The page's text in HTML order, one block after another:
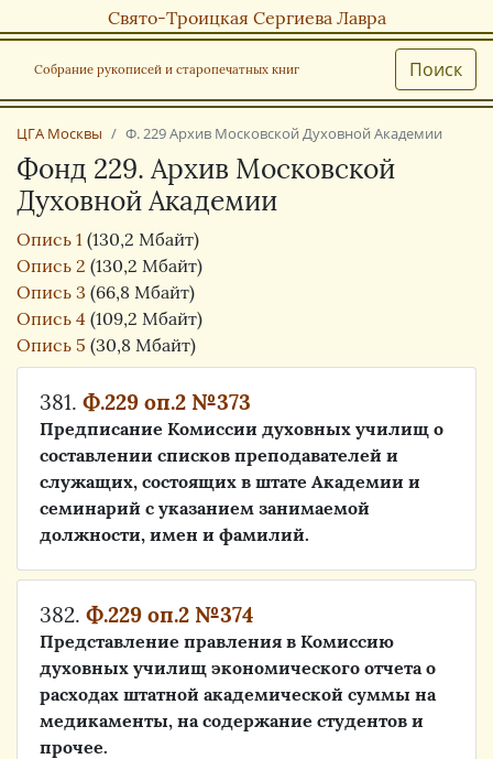
Свято-Троицкая Сергиева Лавра
Собрание рукописей и старопечатных книг Поиск
ЦГА Москвы Ф. 229 Архив Московской Духовной Академии
Фонд 229. Архив Московской
Духовной Академии
Опись 1 (130,2 Мбайт)
Опись 2 (130,2 Мбайт)
Опись 3 (66,8 Мбайт)
Опись 4 (109,2 Мбайт)
Опись 5 (30,8 Мбайт)
381. Ф.229 оп.2 №373
Предписание Комиссии духовных училищ о
составлении списков преподавателей и
служащих, состоящих в штате Академии и
семинарий с указанием занимаемой
должности, имен и фамилий.
382. Ф.229 оп.2 №374
Представление правления в Комиссию
духовных училищ экономического отчета о
расходах штатной академической суммы на
медикаменты, на содержание студентов и
прочее.